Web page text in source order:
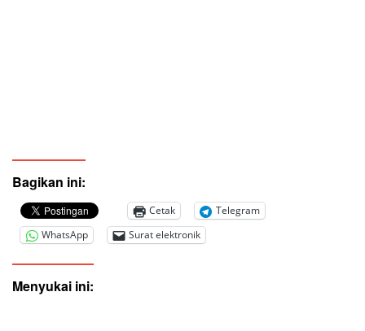
Bagikan ini:
Cetak
Telegram
WhatsApp
Surat elektronik
Menyukai ini: